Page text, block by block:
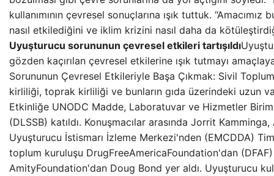
kullanımının çevresel sonuçlarına ışık tuttuk.
nasıl etkilediğini ve iklim krizini nasıl daha da
Uyuşturucu sorununun çevresel etkileri tartışıldı
gözden kaçırılan çevresel etkilerine ışık tutmayı
Sorununun Çevresel Etkileriyle Başa Çıkmak: Sivil
kirliliği, toprak kirliliği ve bunların gıda üzerindeki uzun
Etkinliğe UNODC Madde, Laboratuvar ve Hizmetler
(DLSSB) katıldı. Konuşmacılar arasında Jorrit
Uyuşturucu İstismarı İzleme Merkezi'nden (EMCDDA)
toplum kuruluşu DrugFreeAmericaFoundation'dan
AmityFoundation'dan Doug Bond yer aldı. Uyuşturucu